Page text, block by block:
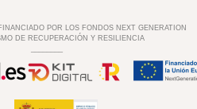
POR LOS FONDOS NEXT GENERATION
DE RECUPERACIÓN Y RESILIENCIA